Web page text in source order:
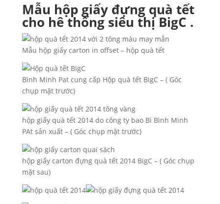
Mẫu hộp giấy đựng quà tết
cho hê thống siêu thị BigC .
Mẫu hộp giấy carton in offset – hộp quà tết
Bình Minh Pat cung cấp Hộp quà tết BigC – ( Góc
chụp mặt trước)
hộp giấy quà tết 2014 do công ty bao Bì Bình Minh
PAt sản xuất – ( Góc chụp mặt trước)
hộp giấy carton đựng quà tết 2014 BigC – ( Góc chụp
mặt sau)